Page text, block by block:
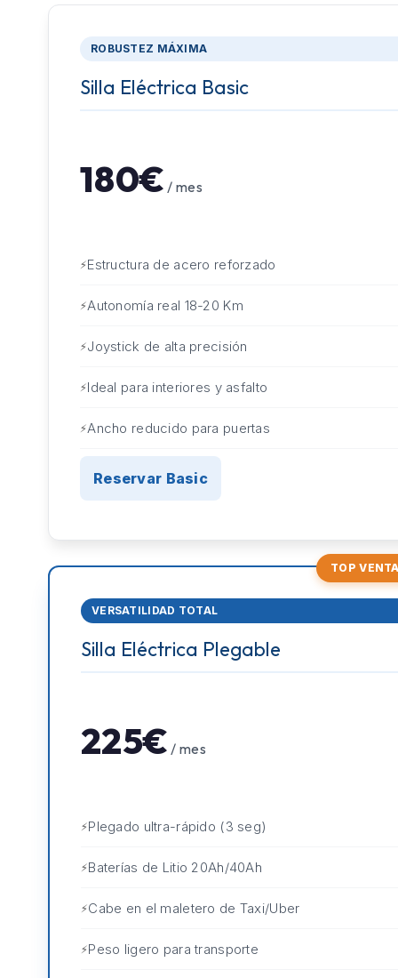
ROBUSTEZ MÁXIMA
Silla Eléctrica Basic
180€ / mes
Estructura de acero reforzado
Autonomía real 18-20 Km
Joystick de alta precisión
Ideal para interiores y asfalto
Ancho reducido para puertas
Reservar Basic
TOP
VERSATILIDAD TOTAL
Silla Eléctrica Plegable
225€ / mes
Plegado ultra-rápido (3 seg)
Baterías de Litio 20Ah/40Ah
Cabe en el maletero de Taxi/Uber
Peso ligero para transporte